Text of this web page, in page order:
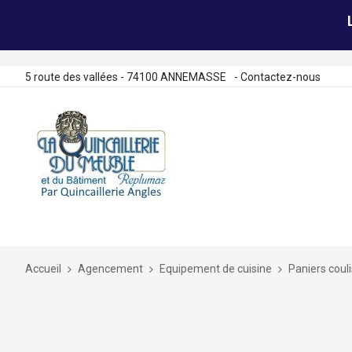
5 route des vallées - 74100 ANNEMASSE - Contactez-nous
Accueil Agencement Equipement de cuisine Paniers